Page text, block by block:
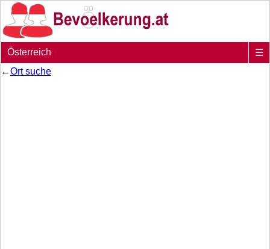
Österreich
☰
←Ort suche